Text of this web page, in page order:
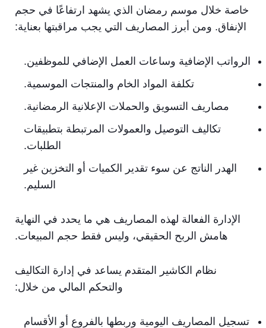
خاصة خلال موسم رمضان الذي يشهد ارتفاعًا في حجم
الإنفاق. ومن أبرز المصاريف التي يجب مراقبتها بعناية:
الرواتب الإضافية وساعات العمل الإضافي للموظفين.
تكلفة المواد الخام والمنتجات الموسمية.
مصاريف التسويق والحملات الإعلانية الرمضانية.
تكاليف التوصيل والعمولات المرتبطة بتطبيقات
الطلبات.
الهدر الناتج عن سوء تقدير الكميات أو التخزين غير
السليم.
الإدارة الفعالة لهذه المصاريف هي ما يحدد في النهاية
هامش الربح الحقيقي، وليس فقط حجم المبيعات.
نظام الكاشير المتقدم يساعد في إدارة التكاليف
والتحكم المالي من خلال:
تسجيل المصاريف اليومية وربطها بالفروع أو الأقسام